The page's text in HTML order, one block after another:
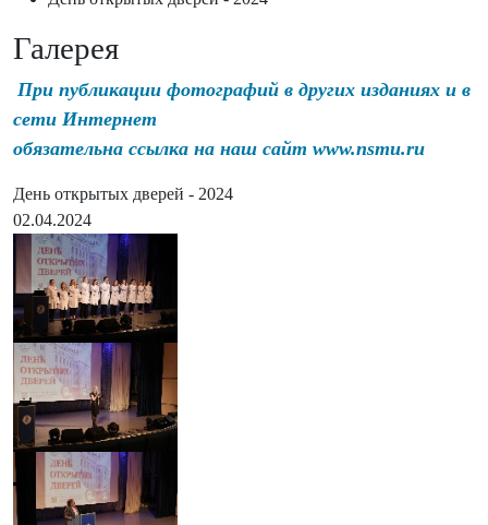
Галерея
При публикации фотографий в других изданиях и в
сети Интернет
обязательна ссылка на наш сайт www.nsmu.ru
День открытых дверей - 2024
02.04.2024